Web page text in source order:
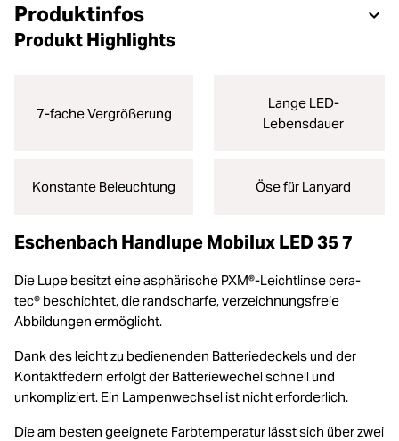
Produktinfos
Produkt Highlights
7-fache Vergrößerung
Lange LED-
Lebensdauer
Konstante Beleuchtung Öse für Lanyard
Eschenbach Handlupe Mobilux LED 35 7
Die Lupe besitzt eine asphärische PXM®-Leichtlinse cera-
tec® beschichtet, die randscharfe, verzeichnungsfreie
Abbildungen ermöglicht.
Dank des leicht zu bedienenden Batteriedeckels und der
Kontaktfedern erfolgt der Batteriewechel schnell und
unkompliziert. Ein Lampenwechsel ist nicht erforderlich.
Die am besten geeignete Farbtemperatur lässt sich über zwei